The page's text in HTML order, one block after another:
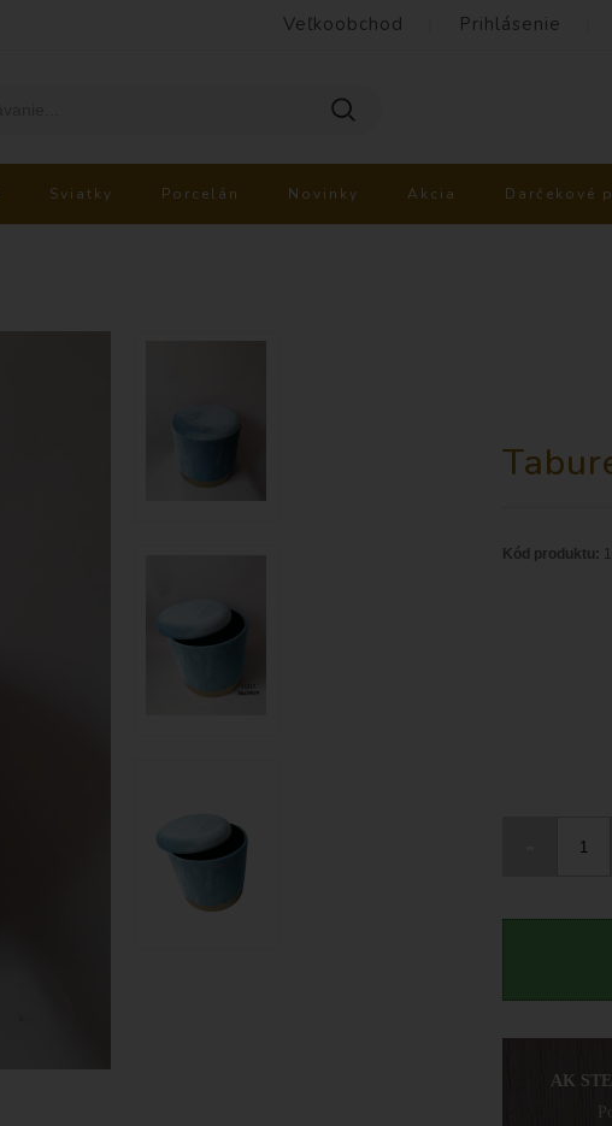
Veľkoobchod Prihlásenie
Sviatky Porcelán Novinky Akcia Darčekové
Kód produktu:
AK